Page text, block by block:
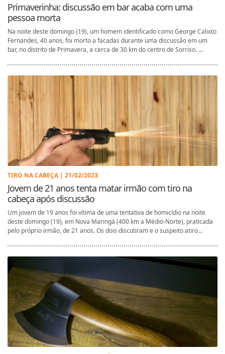
Primaverinha: discussão em bar acaba com uma
pessoa morta
Na noite deste domingo (19), um homem identificado como George Calixto
Fernandes, 40 anos, foi morto a facadas durante uma discussão em um
bar, no distrito de Primavera, a cerca de 30 km do centro de Sorriso. ...
TIRO NA CABEÇA | 21/02/2023
Jovem de 21 anos tenta matar irmão com tiro na
cabeça após discussão
Um jovem de 19 anos foi vítima de uma tentativa de homicídio na noite
deste domingo (19), em Nova Maringá (400 km a Médio-Norte), praticada
pelo próprio irmão, de 21 anos. Os dois discutiram e o suspeito atiro...